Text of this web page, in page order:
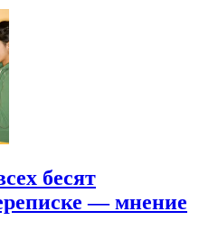
бесят
— мнение